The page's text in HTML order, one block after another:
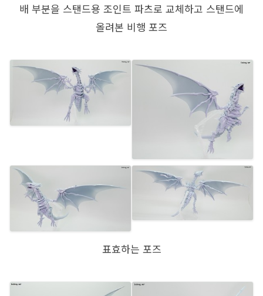
배 부분을 스탠드용 조인트 파츠로 교체하고 스탠드에
올려본 비행 포즈
표효하는 포즈